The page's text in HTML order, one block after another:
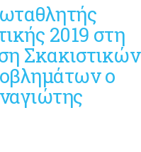
2019 στη
Σκακιστικών
ο